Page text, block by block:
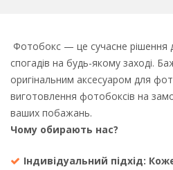
Фотобокс — це сучасне рішення
спогадів на будь-якому заході.
оригінальним аксесуаром для
виготовлення фотобоксів на
ваших побажань.
Чому обирають нас?
Індивідуальний підхід: